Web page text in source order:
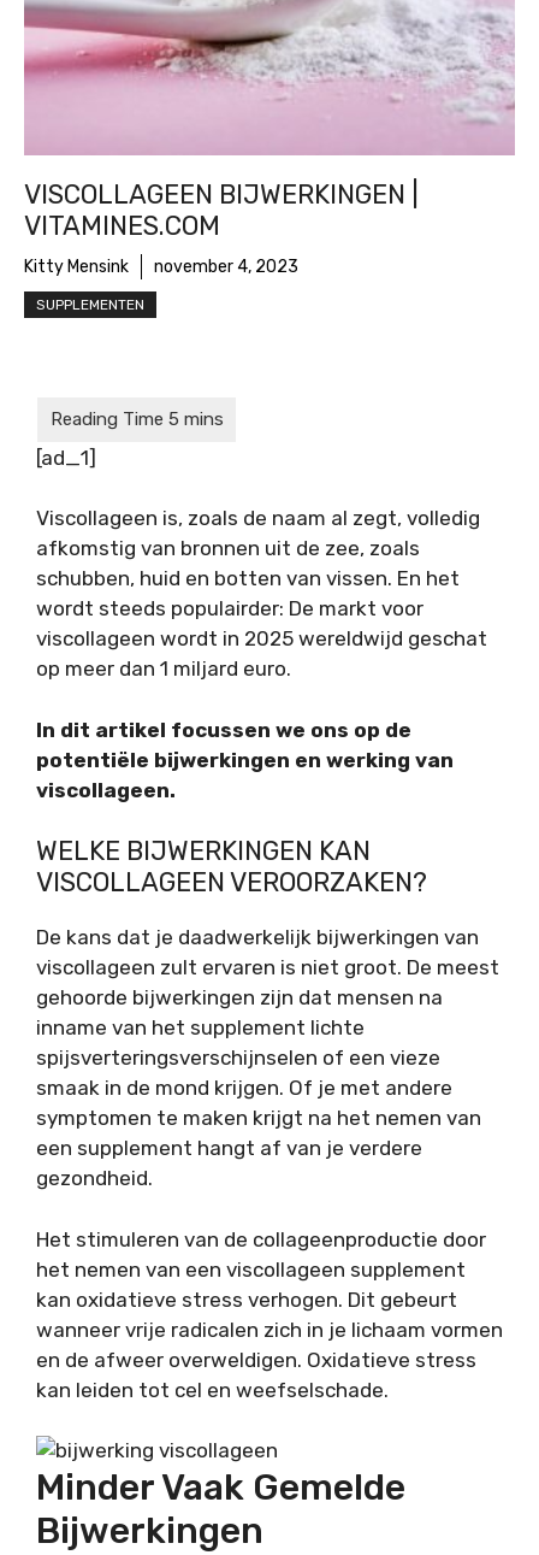
VISCOLLAGEEN BIJWERKINGEN |
VITAMINES.COM
Kitty Mensink november 4, 2023
SUPPLEMENTEN
[ad_1]
Viscollageen is, zoals de naam al zegt, volledig
afkomstig van bronnen uit de zee, zoals
schubben, huid en botten van vissen. En het
wordt steeds populairder: De markt voor
viscollageen wordt in 2025 wereldwijd geschat
op meer dan 1 miljard euro.
In dit artikel focussen we ons op de
potentiële bijwerkingen en werking van
viscollageen.
WELKE BIJWERKINGEN KAN
VISCOLLAGEEN VEROORZAKEN?
De kans dat je daadwerkelijk bijwerkingen van
viscollageen zult ervaren is niet groot. De meest
gehoorde bijwerkingen zijn dat mensen na
inname van het supplement lichte
spijsverteringsverschijnselen of een vieze
smaak in de mond krijgen. Of je met andere
symptomen te maken krijgt na het nemen van
een supplement hangt af van je verdere
gezondheid.
Het stimuleren van de collageenproductie door
het nemen van een viscollageen supplement
kan oxidatieve stress verhogen. Dit gebeurt
wanneer vrije radicalen zich in je lichaam vormen
en de afweer overweldigen. Oxidatieve stress
kan leiden tot cel en weefselschade.
Minder Vaak Gemelde
Bijwerkingen